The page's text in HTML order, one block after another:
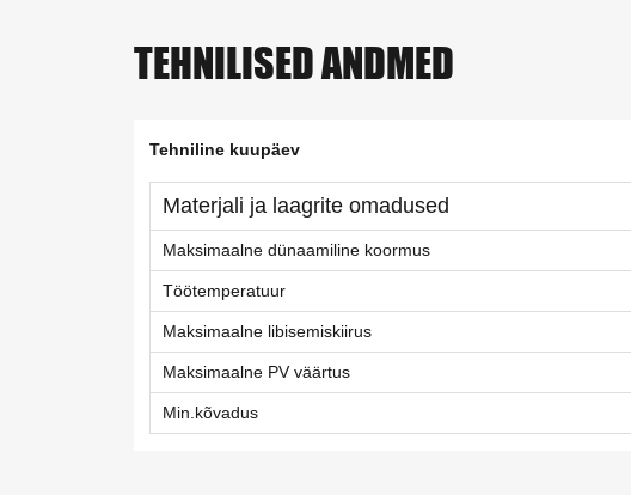
TEHNILISED ANDMED
Tehniline kuupäev
Materjali ja laagrite omadused
Maksimaalne dünaamiline koormus
Töötemperatuur
Maksimaalne libisemiskiirus
Maksimaalne PV väärtus
Min.kõvadus